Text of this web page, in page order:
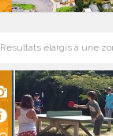
Résultats élargis à une